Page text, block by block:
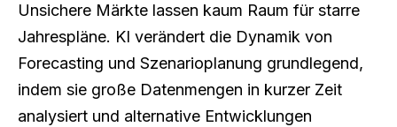
Unsichere Märkte lassen kaum Raum für starre
Jahrespläne. KI verändert die Dynamik von
Forecasting und Szenarioplanung grundlegend,
indem sie große Datenmengen in kurzer Zeit
analysiert und alternative Entwicklungen